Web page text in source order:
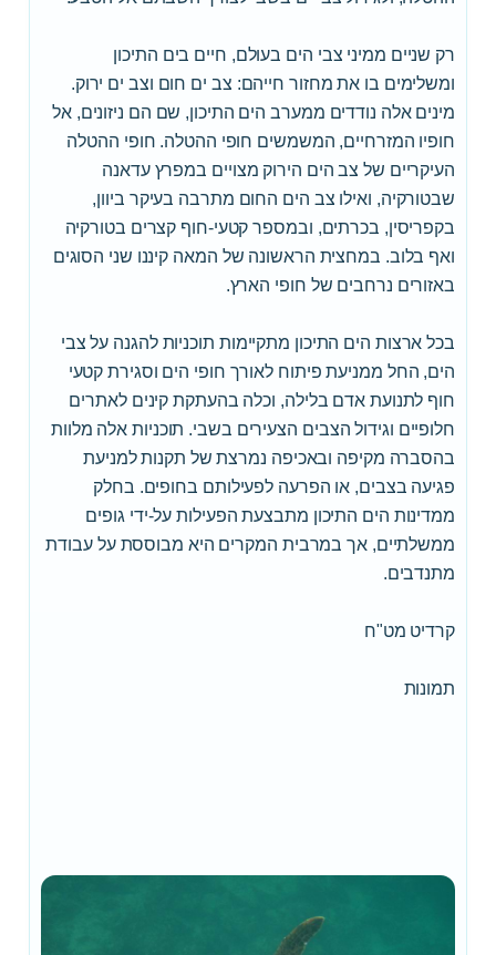
רק שניים ממיני צבי הים בעולם, חיים בים התיכון
ומשלימים בו את מחזור חייהם: צב ים חום וצב ים ירוק.
מינים אלה נודדים ממערב הים התיכון, שם הם ניזונים, אל
חופיו המזרחיים, המשמשים חופי ההטלה. חופי ההטלה
העיקריים של צב הים הירוק מצויים במפרץ עדאנה
שבטורקיה, ואילו צב הים החום מתרבה בעיקר ביוון,
בקפריסין, בכרתים, ובמספר קטעי-חוף קצרים בטורקיה
ואף בלוב. במחצית הראשונה של המאה קיננו שני הסוגים
באזורים נרחבים של חופי הארץ.
בכל ארצות הים התיכון מתקיימות תוכניות להגנה על צבי
הים, החל ממניעת פיתוח לאורך חופי הים וסגירת קטעי
חוף לתנועת אדם בלילה, וכלה בהעתקת קינים לאתרים
חלופיים וגידול הצבים הצעירים בשבי. תוכניות אלה מלוות
בהסברה מקיפה ובאכיפה נמרצת של תקנות למניעת
פגיעה בצבים, או הפרעה לפעילותם בחופים. בחלק
ממדינות הים התיכון מתבצעת הפעילות על-ידי גופים
ממשלתיים, אך במרבית המקרים היא מבוססת על עבודת
מתנדבים.
קרדיט מט"ח
תמונות